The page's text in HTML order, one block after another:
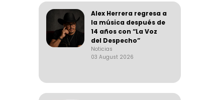
Alex Herrera regresa a
la música después de
14 años con “La Voz
del Despecho”
Noticias
03 August 2026